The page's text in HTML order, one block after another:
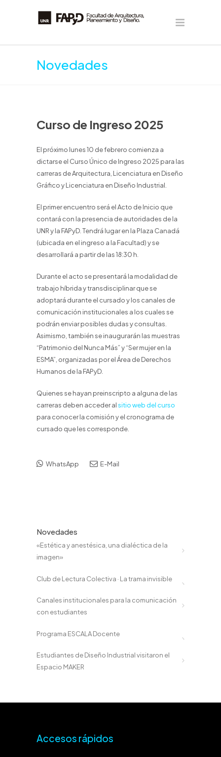
Novedades
Curso de Ingreso 2025
El próximo lunes 10 de febrero comienza a
dictarse el Curso Único de Ingreso 2025 para las
carreras de Arquitectura, Licenciatura en Diseño
Gráfico y Licenciatura en Diseño Industrial.
El primer encuentro será el Acto de Inicio que
contará con la presencia de autoridades de la
UNR y la FAPyD. Tendrá lugar en la Plaza Canadá
(ubicada en el ingreso a la Facultad) y se
desarrollará a partir de las 18:30 h.
Durante el acto se presentará la modalidad de
trabajo híbrida y transdisciplinar que se
adoptará durante el cursado y los canales de
comunicación institucionales a los cuales se
podrán enviar posibles dudas y consultas.
Asimismo, también se inaugurarán las muestras
“Patrimonio del Nunca Más” y “Ser mujer en la
ESMA”, organizadas por el Área de Derechos
Humanos de la FAPyD.
Quienes se hayan preinscripto a alguna de las
carreras deben acceder alsitio web del curso
para conocer la comisión y el cronograma de
cursado que les corresponde.
WhatsApp E-Mail
Novedades
«Estética y anestésica, una dialéctica de la
imagen»
Club de Lectura Colectiva · La trama invisible
Canales institucionales para la comunicación
con estudiantes
Programa ESCALA Docente
Estudiantes de Diseño Industrial visitaron el
Espacio MAKER
Accesos rápidos